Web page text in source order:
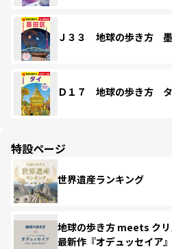
Ｊ３３ 地球の歩き方
Ｄ１７ 地球の歩き方
特設ページ
世界遺産ランキング
地球の歩き方 meets ク
最新作『オデュッセイア』